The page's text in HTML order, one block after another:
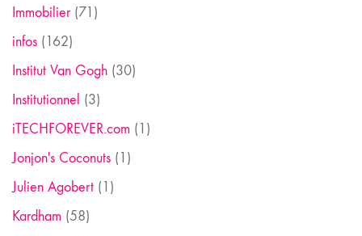
Immobilier(71)
infos (162)
Institut Van Gogh (30)
Institutionnel (3)
iTECHFOREVER.com (1)
Jonjon's Coconuts (1)
Julien Agobert (1)
Kardham (58)